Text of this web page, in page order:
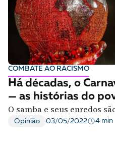
COMBATE AO RACISMO
Há décadas, o
— as histórias do
O samba e seus enredos
Opinião 03/05/2022 4 min